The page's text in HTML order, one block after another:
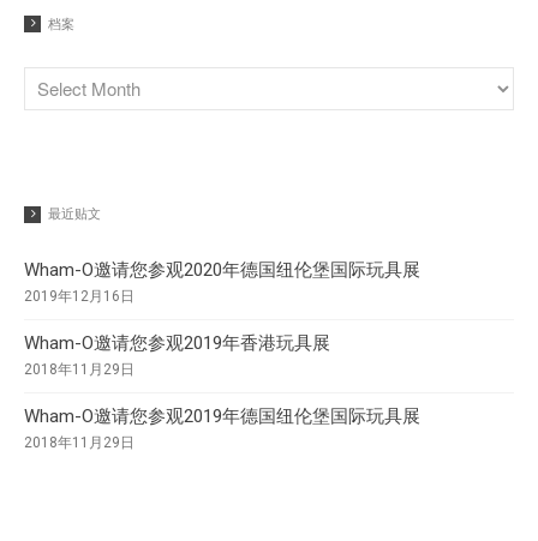
档案
最近贴文
Wham-O邀请您参观2020年德国纽伦堡国际玩具展
2019年12月16日
Wham-O邀请您参观2019年香港玩具展
2018年11月29日
Wham-O邀请您参观2019年德国纽伦堡国际玩具展
2018年11月29日